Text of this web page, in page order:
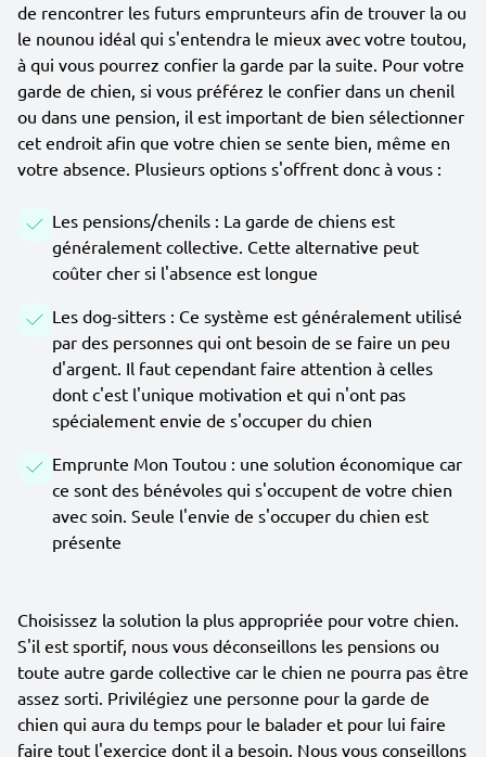
de rencontrer les futurs emprunteurs afin de trouver la ou
le nounou idéal qui s'entendra le mieux avec votre toutou,
à qui vous pourrez confier la garde par la suite. Pour votre
garde de chien, si vous préférez le confier dans un chenil
ou dans une pension, il est important de bien sélectionner
cet endroit afin que votre chien se sente bien, même en
votre absence. Plusieurs options s'offrent donc à vous :
Les pensions/chenils : La garde de chiens est
généralement collective. Cette alternative peut
coûter cher si l'absence est longue
Les dog-sitters : Ce système est généralement utilisé
par des personnes qui ont besoin de se faire un peu
d'argent. Il faut cependant faire attention à celles
dont c'est l'unique motivation et qui n'ont pas
spécialement envie de s'occuper du chien
Emprunte Mon Toutou : une solution économique car
ce sont des bénévoles qui s'occupent de votre chien
avec soin. Seule l'envie de s'occuper du chien est
présente
Choisissez la solution la plus appropriée pour votre chien.
S'il est sportif, nous vous déconseillons les pensions ou
toute autre garde collective car le chien ne pourra pas être
assez sorti. Privilégiez une personne pour la garde de
chien qui aura du temps pour le balader et pour lui faire
faire tout l'exercice dont il a besoin. Nous vous conseillons